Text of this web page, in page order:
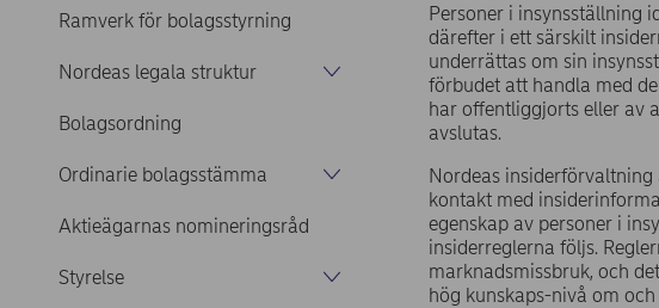
Ramverk för bolagsstyrning
Nordeas legala struktur
Bolagsordning
Ordinarie bolagsstämma
Aktieägarnas nomineringsråd
Styrelse
Personer i insynsställning
därefter i ett särskilt
underrättas om sin
förbudet att handla med
har offentliggjorts eller av
avslutas.
Nordeas
kontakt med
egenskap av personer i
insiderreglerna följs.
marknadsmissbruk, och
hög kunskaps-nivå om